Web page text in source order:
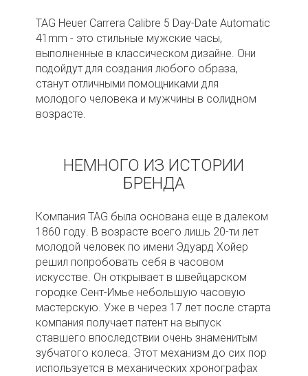
TAG Heuer Carrera Calibre 5 Day-Date Automatic
41mm - это стильные мужские часы,
выполненные в классическом дизайне. Они
подойдут для создания любого образа,
станут отличными помощниками для
молодого человека и мужчины в солидном
возрасте.
НЕМНОГО ИЗ ИСТОРИИ
БРЕНДА
Компания TAG была основана еще в далеком
1860 году. В возрасте всего лишь 20-ти лет
молодой человек по имени Эдуард Хойер
решил попробовать себя в часовом
искусстве. Он открывает в швейцарском
городке Сент-Имье небольшую часовую
мастерскую. Уже в через 17 лет после старта
компания получает патент на выпуск
ставшего впоследствии очень знаменитым
зубчатого колеса. Этот механизм до сих пор
используется в механических хронографах